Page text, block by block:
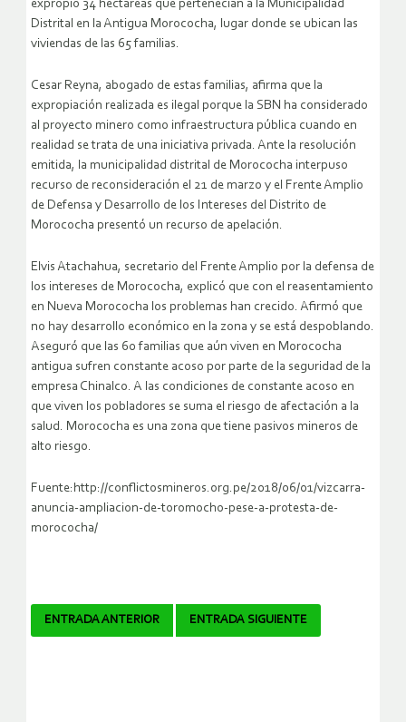
expropió 34 hectáreas que pertenecían a la Municipalidad
Distrital en la Antigua Morococha, lugar donde se ubican las
viviendas de las 65 familias.
Cesar Reyna, abogado de estas familias, afirma que la
expropiación realizada es ilegal porque la SBN ha considerado
al proyecto minero como infraestructura pública cuando en
realidad se trata de una iniciativa privada. Ante la resolución
emitida, la municipalidad distrital de Morococha interpuso
recurso de reconsideración el 21 de marzo y el Frente Amplio
de Defensa y Desarrollo de los Intereses del Distrito de
Morococha presentó un recurso de apelación.
Elvis Atachahua, secretario del Frente Amplio por la defensa de
los intereses de Morococha, explicó que con el reasentamiento
en Nueva Morococha los problemas han crecido. Afirmó que
no hay desarrollo económico en la zona y se está despoblando.
Aseguró que las 60 familias que aún viven en Morococha
antigua sufren constante acoso por parte de la seguridad de la
empresa Chinalco. A las condiciones de constante acoso en
que viven los pobladores se suma el riesgo de afectación a la
salud. Morococha es una zona que tiene pasivos mineros de
alto riesgo.
Fuente:http://conflictosmineros.org.pe/2018/06/01/vizcarra-
anuncia-ampliacion-de-toromocho-pese-a-protesta-de-
morococha/
Navegador
ENTRADA ANTERIOR ENTRADA SIGUIENTE